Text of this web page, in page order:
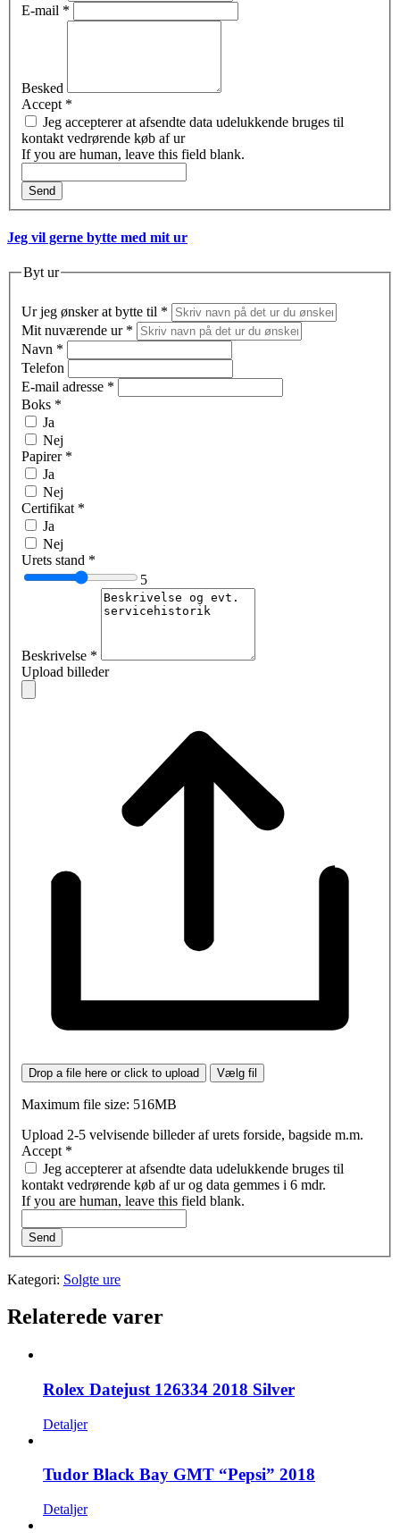
E-mail *
Besked
Accept *
Jeg accepterer at afsendte data udelukkende bruges til
kontakt vedrørende køb af ur
If you are human, leave this field blank.
Send
Jeg vil gerne bytte med mit ur
Byt ur
Ur jeg ønsker at bytte til *
Mit nuværende ur *
Navn *
Telefon
E-mail adresse *
Boks *
Ja
Nej
Papirer *
Ja
Nej
Certifikat *
Ja
Nej
Urets stand *
5
Beskrivelse *
Upload billeder
Drop a file here or click to upload Vælg fil
Maximum file size: 516MB
Upload 2-5 velvisende billeder af urets forside, bagside m.m.
Accept *
kontakt vedrørende køb af ur og data gemmes i 6 mdr.
If you are human, leave this field blank.
Send
Kategori: Solgte ure
Relaterede varer
Rolex Datejust 126334 2018 Silver
Detaljer
Tudor Black Bay GMT “Pepsi” 2018
Detaljer